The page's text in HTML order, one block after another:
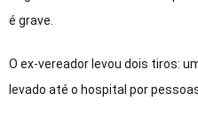
é grave.
O ex-vereador levou dois tiros:
levado até o hospital por